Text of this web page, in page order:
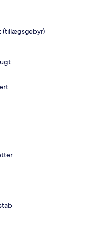
(tillægsgebyr)